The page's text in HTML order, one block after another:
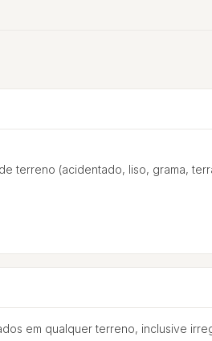
terreno (acidentado, liso, grama,
em qualquer terreno, inclusive